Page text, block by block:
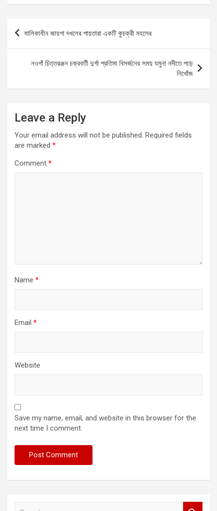
ce
b
o
o
k
ail at
A
p
p
se
g
er
ar
e
Post
মালিকাধীন জায়গা দখলের পায়তারা একটি কুচক্রী মহলের
নওগাঁ চিত্তরঞ্জন চক্রবর্তী দুর্গা প্রতিমা বিসর্জনের সময় যমুনা নদীতে পড়ে
নিখোঁজ
Leave a Reply
Your email address will not be published. Required fields
are marked *
Comment *
Name *
Email *
Website
Save my name, email, and website in this browser for the
next time I comment.